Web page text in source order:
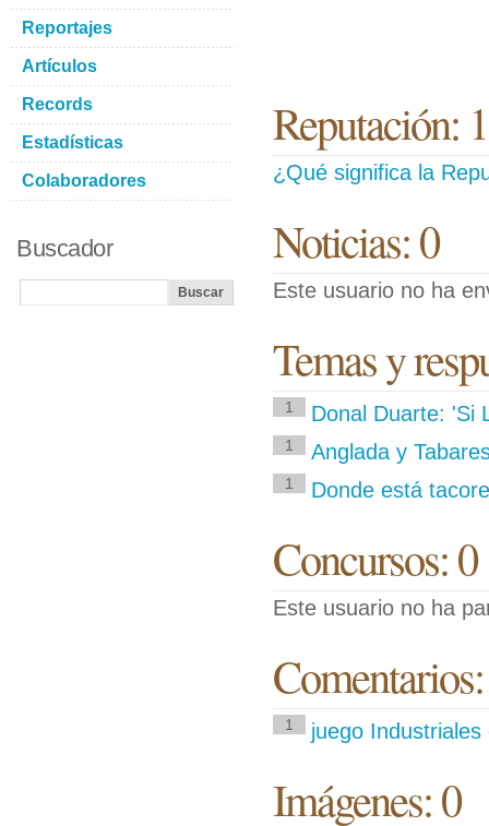
Reputación:
¿Qué significa la
Noticias: 0
Este usuario no ha
Temas y
1 Donal Duarte: 'Si
1 Anglada y
1 Donde está
Concursos: 0
Este usuario no ha
1 juego
Imágenes: 0
Reportajes
Artículos
Records
Estadísticas
Colaboradores
Buscador